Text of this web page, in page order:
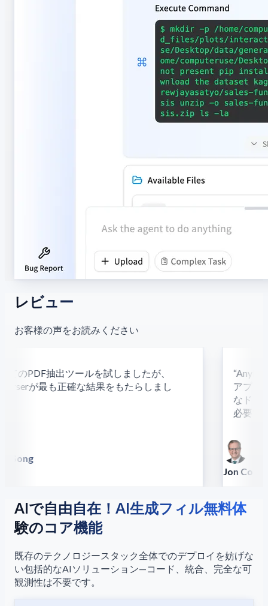
レビュー
お客様の声をお読みください
のPDF抽出ツールを試しましたが、
が最も正確な結果をもたらしまし
Song
アプロ
なドキ
必要です
Jon
AIで自由自在！AI生成フィル無料体
験のコア機能
既存のテクノロジースタック全体でのデプロイを妨げな
い包括的なAIソリューション—コード、統合、完全な可
観測性は不要です。